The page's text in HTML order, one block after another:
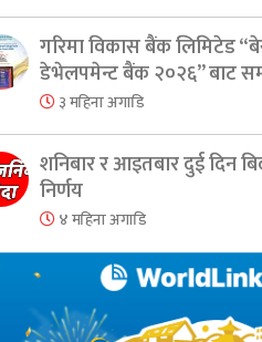
गरिमा विकास बैंक लिमिटेड
डेभेलपमेन्ट बैंक २०२६” बाट
३ महिना अगाडि
शनिबार र आइतबार दुई दिन
निर्णय
४ महिना अगाडि